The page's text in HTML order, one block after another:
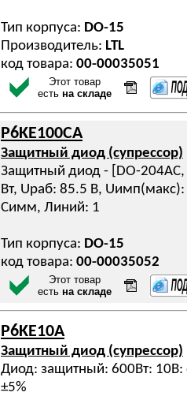
Тип корпуса: DO-15
Производитель: LTL
код товара: 00-00035051
Этот товар
есть на складе
P6KE100CA
Защитный диод (супрессор)
Защитный диод - [DO-
Вт, Uраб: 85.5 В,
Симм, Линий: 1
Тип корпуса: DO-15
код товара: 00-00035052
Этот товар
есть на складе
P6KE10A
Защитный диод (супрессор)
Диод: защитный: 600Вт: 10В:
±5%